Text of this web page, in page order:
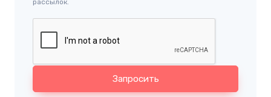
рассылок.
Запросить